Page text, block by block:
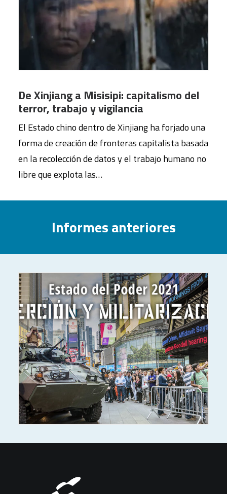
De Xinjiang a Misisipi: capitalismo del
terror, trabajo y vigilancia
El Estado chino dentro de Xinjiang ha forjado una
forma de creación de fronteras capitalista basada
en la recolección de datos y el trabajo humano no
libre que explota las…
Informes anteriores